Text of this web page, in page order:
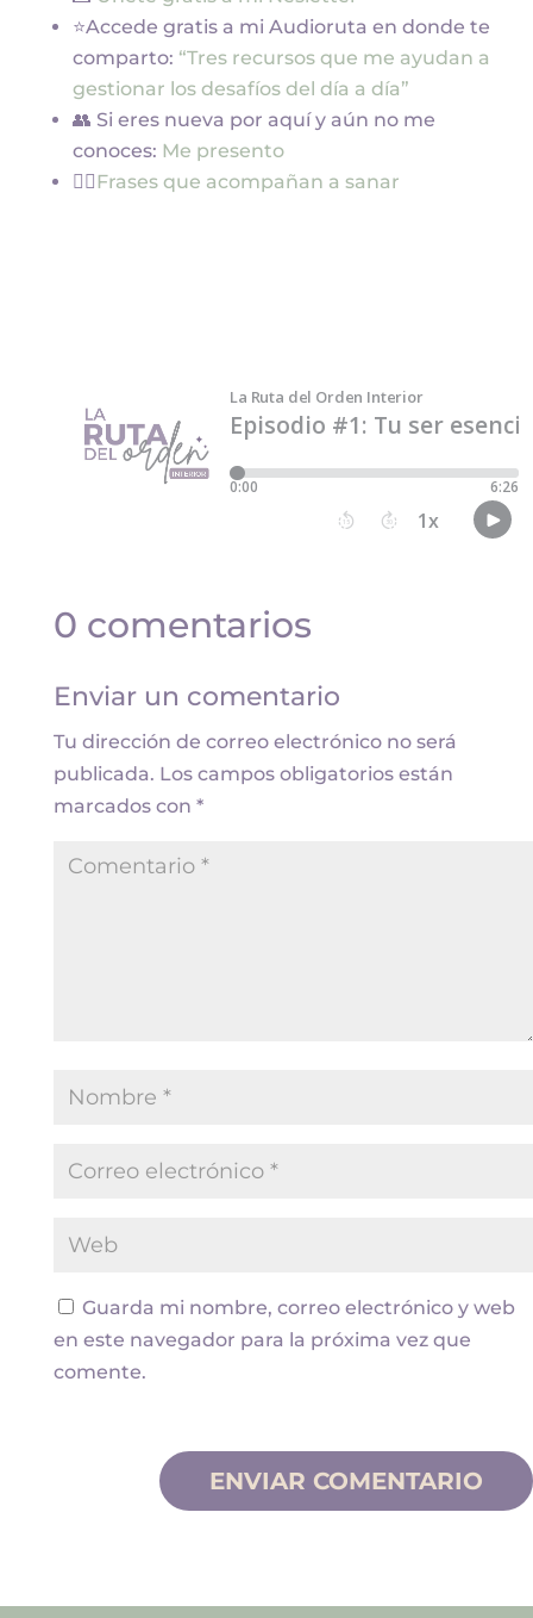
⭐Accede gratis a mi Audioruta en donde te
comparto: “Tres recursos que me ayudan a
gestionar los desafíos del día a día”
👥 Si eres nueva por aquí y aún no me
conoces: Me presento
🧘‍♀️Frases que acompañan a sanar
0 comentarios
Enviar un comentario
Tu dirección de correo electrónico no será
publicada. Los campos obligatorios están
marcados con *
Guarda mi nombre, correo electrónico y web
en este navegador para la próxima vez que
comente.
ENVIAR COMENTARIO